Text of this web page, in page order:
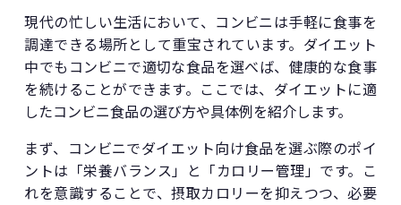
現代の忙しい生活において、コンビニは手軽に食事を
調達できる場所として重宝されています。ダイエット
中でもコンビニで適切な食品を選べば、健康的な食事
を続けることができます。ここでは、ダイエットに適
したコンビニ食品の選び方や具体例を紹介します。
まず、コンビニでダイエット向け食品を選ぶ際のポイ
ントは「栄養バランス」と「カロリー管理」です。こ
れを意識することで、摂取カロリーを抑えつつ、必要